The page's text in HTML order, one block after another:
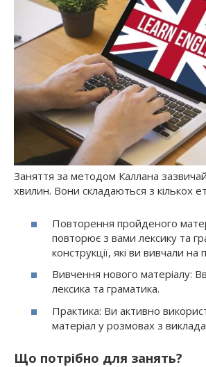
Заняття за методом Каллана
хвилин. Вони складаються з кількох
Повторення пройденого
повторює з вами лексику та
конструкції, які ви вивчали на
Вивчення нового матеріалу:
лексика та граматика.
Практика: Ви активно
матеріал у розмовах з
Що потрібно для занять?